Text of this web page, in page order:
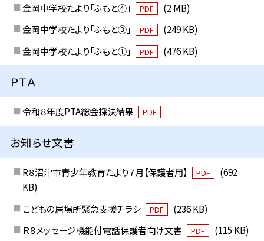
金岡中学校たより「ふもと④」
PDF
(2 MB)
金岡中学校たより「ふもと③」
PDF
(249 KB)
金岡中学校たより「ふもと①」
PDF (476 KB)
ＰＴＡ
令和８年度PTA総会採決結果 PDF
お知らせ文書
R８沼津市青少年教育たより７月【保護者用】 PDF
(692
KB)
こどもの居場所緊急支援チラシ
PDF
(236 KB)
Ｒ８メッセージ機能付電話保護者向け文書
PDF
(115 KB)